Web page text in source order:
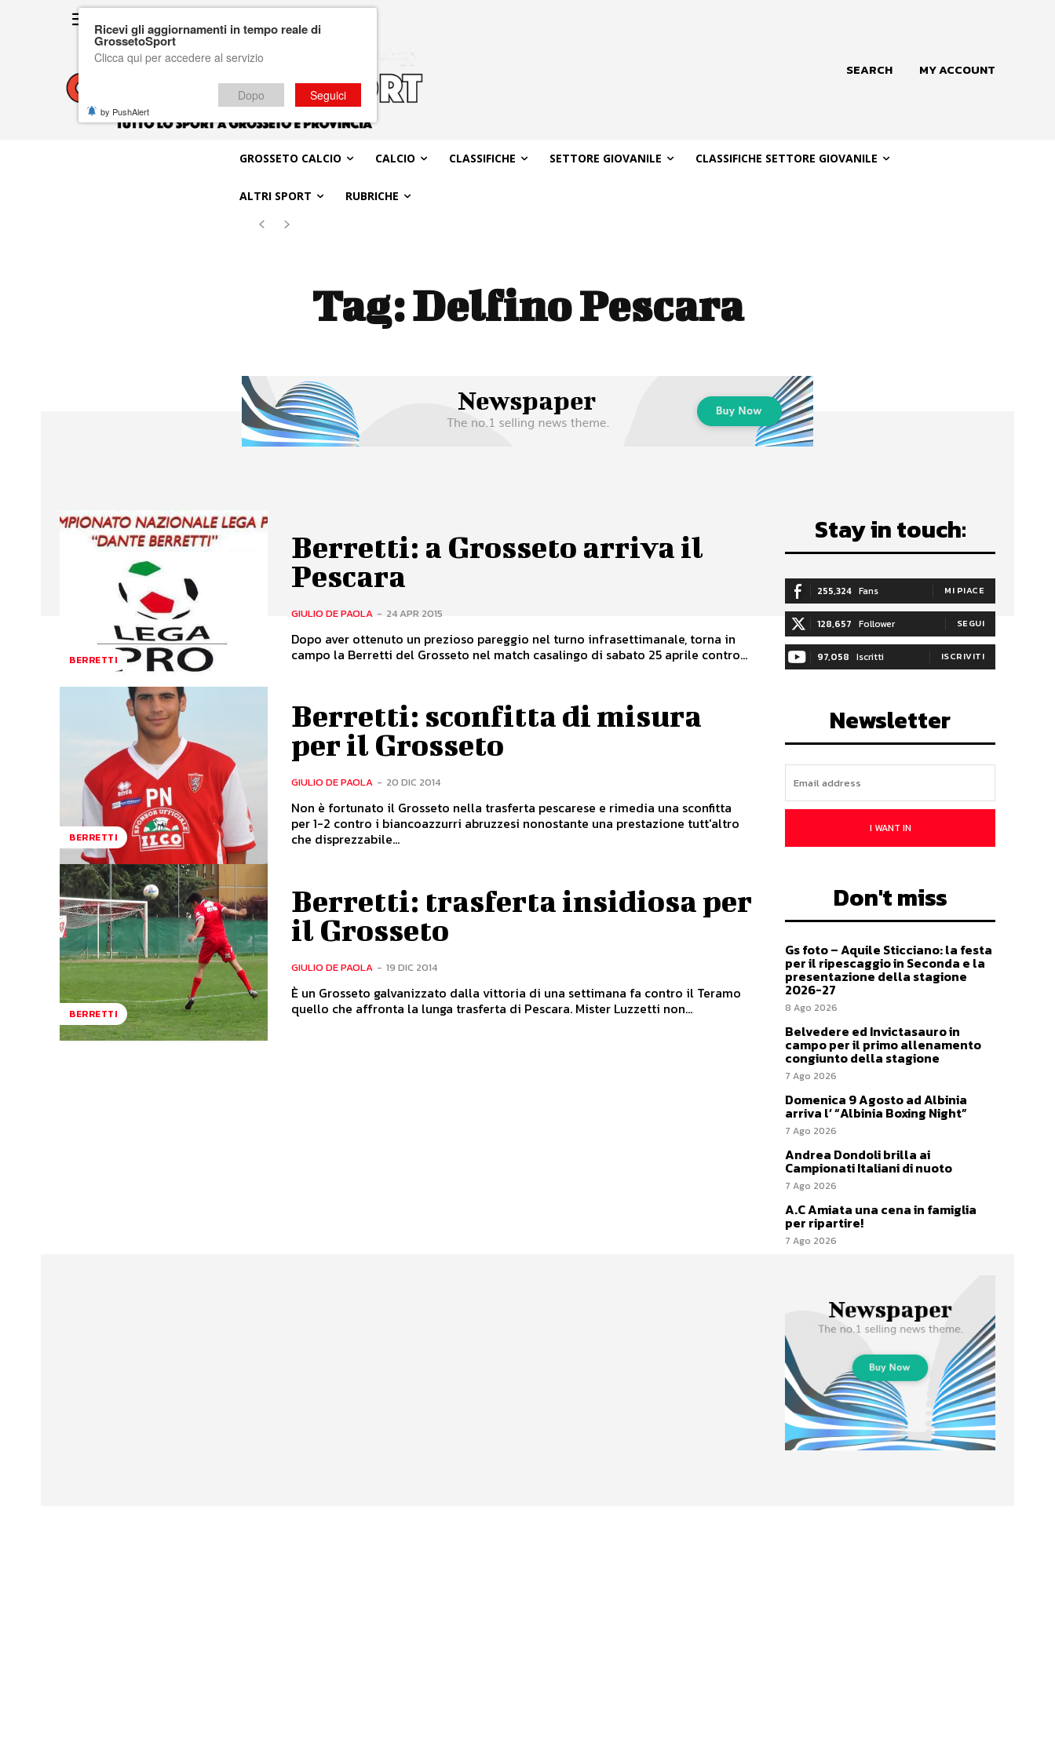
SEARCH MY ACCOUNT
GROSSETO CALCIO CALCIO CLASSIFICHE SETTORE GIOVANILE CLASSIFICHE SETTORE GIOVANILE
ALTRI SPORT RUBRICHE
Tag:Delfino Pescara
BERRETTI
Berretti: a Grosseto arriva il
Pescara
GIULIO DE PAOLA - 24 APR 2015
Dopo aver ottenuto un prezioso pareggio nel turno infrasettimanale, torna in
campo la Berretti del Grosseto nel match casalingo di sabato 25 aprile contro...
BERRETTI
Berretti: sconfitta di misura
per il Grosseto
GIULIO DE PAOLA - 20 DIC 2014
Non è fortunato il Grosseto nella trasferta pescarese e rimedia una sconfitta
per 1-2 contro i biancoazzurri abruzzesi nonostante una prestazione tutt'altro
che disprezzabile...
BERRETTI
Berretti: trasferta insidiosa per
il Grosseto
GIULIO DE PAOLA - 19 DIC 2014
È un Grosseto galvanizzato dalla vittoria di una settimana fa contro il Teramo
quello che affronta la lunga trasferta di Pescara. Mister Luzzetti non...
Stay in touch:
255,324 Fans MI PIACE
128,657 Follower SEGUI
97,058 Iscritti ISCRIVITI
Newsletter
I WANT IN
Don't miss
Gs foto – Aquile Sticciano: la festa
per il ripescaggio in Seconda e la
presentazione della stagione
2026-27
8 Ago 2026
Belvedere ed Invictasauro in
campo per il primo allenamento
congiunto della stagione
7 Ago 2026
Domenica 9 Agosto ad Albinia
arriva l’ “Albinia Boxing Night”
7 Ago 2026
Andrea Dondoli brilla ai
Campionati Italiani di nuoto
7 Ago 2026
A.C Amiata una cena in famiglia
per ripartire!
7 Ago 2026
Ricevi gli aggiornamenti in tempo reale di
GrossetoSport
Clicca qui per accedere al servizio
Dopo Seguici
by PushAlert